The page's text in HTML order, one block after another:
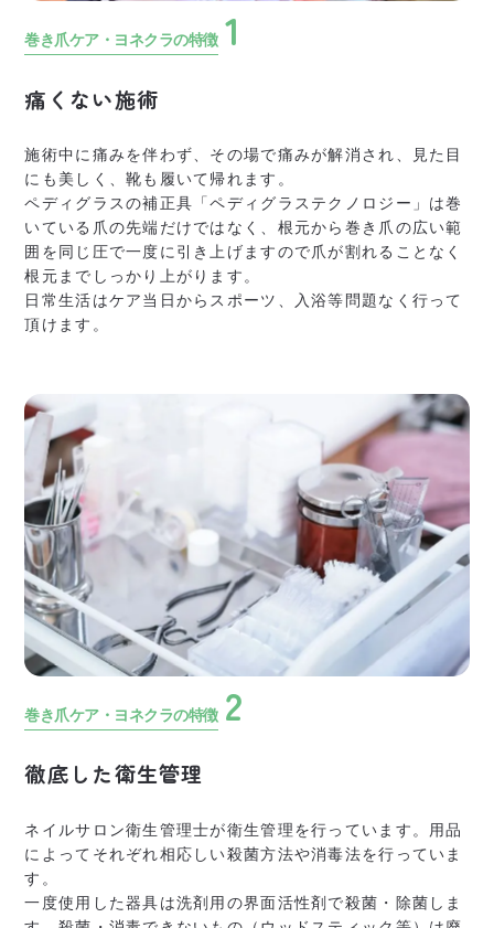
巻き爪ケア・ヨネクラの特徴 1
痛くない施術
施術中に痛みを伴わず、その場で痛みが解消され、
見た目
にも美しく、靴も履いて帰れます。
ペディグラスの補正具「ペディグラステクノロジー」は巻
いている爪の先端だけではなく、根元から巻き爪の広い範
囲を同じ圧で一度に引き上げますので爪が割れることなく
根元までしっかり上がります。
日常生活はケア当日からスポーツ、入浴等問題なく行って
頂けます。
巻き爪ケア・ヨネクラの特徴 2
徹底した衛生管理
ネイルサロン衛生管理士が衛生管理を行っています。用品
によってそれぞれ相応しい殺菌方法や消毒法を行っていま
す。
一度使用した器具は洗剤用の界面活性剤で殺菌・除菌しま